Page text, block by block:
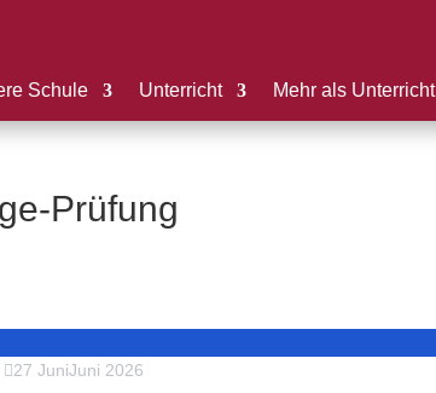
Schule Unterricht Mehr als Unterricht
Prüfung
27 JuniJuni 2026